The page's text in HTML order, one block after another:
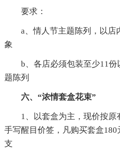
要求：
a、情人节主题陈列，以店
象
b、各店必须包装至少11份
题陈列
六、“浓情套盒花束”
1、以套盒为主，现价按原
手写醒目价签，凡购买套盒
支